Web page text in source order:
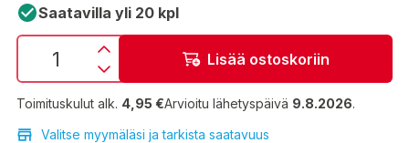
Saatavilla yli 20 kpl
Lisää ostoskoriin
Toimituskulut alk. 4,95 €Arvioitu lähetyspäivä 9.8.2026.
Valitse myymäläsi ja tarkista saatavuus